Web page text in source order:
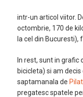
intr-un articol viitor.
octombrie, 170 de
la cel din Bucuresti),
In rest, sunt in
bicicleta) si am
saptamanala de
pregatesc spatele